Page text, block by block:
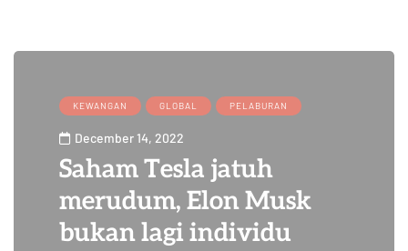
KEWANGAN GLOBAL PELABURAN
December 14, 2022
Saham Tesla jatuh
merudum, Elon Musk
bukan lagi individu